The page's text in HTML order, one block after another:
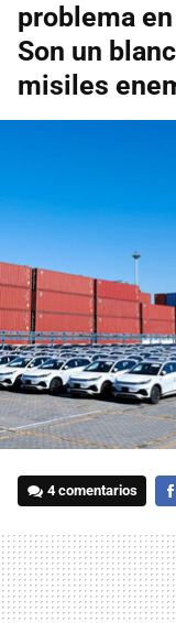
problema
Son un
misiles
4 comentarios